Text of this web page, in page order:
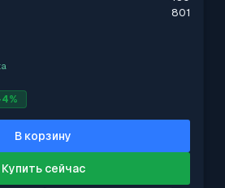
801
4%
В корзину
Купить сейчас